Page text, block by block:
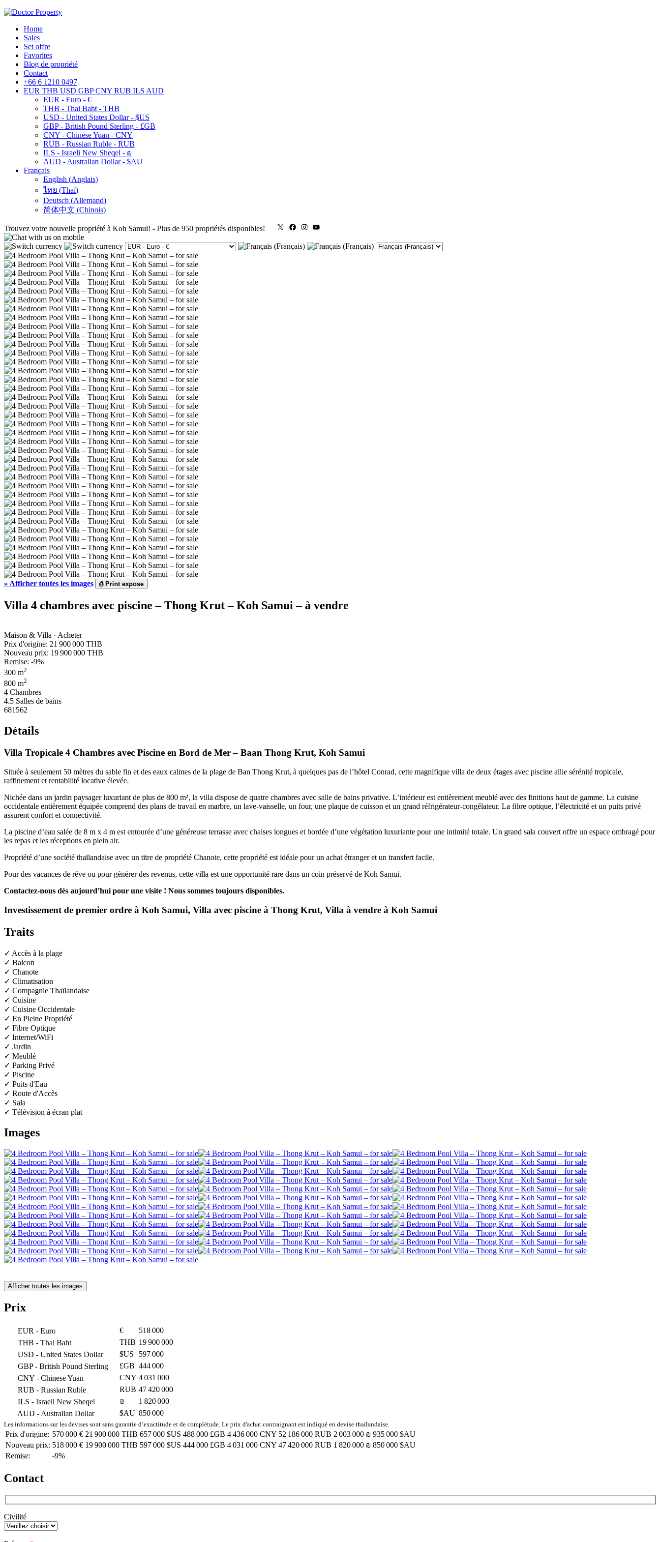
Home
Sales
Set offre
Favorites
Blog de propriété
Contact
+66 6 1210 0497
EUR THB USD GBP CNY RUB ILS AUD
EUR - Euro - €
THB - Thai Baht - THB
USD - United States Dollar - $US
GBP - British Pound Sterling - £GB
CNY - Chinese Yuan - CNY
RUB - Russian Ruble - RUB
ILS - Israeli New Sheqel - ₪
AUD - Australian Dollar - $AU
Français
English (Anglais)
ไทย (Thaï)
Deutsch (Allemand)
简体中文 (Chinois)
Trouvez votre nouvelle propriété à Koh Samui! - Plus de 950 propriétés disponibles! X FacebookInstagram
» Afficher toutes les images ⎙Print expose
Villa 4 chambres avec piscine – Thong Krut – Koh Samui – à vendre
Maison & Villa · Acheter
Prix d'origine: 21 900 000 THB
Nouveau prix: 19 900 000 THB
Remise: -9%
300 m2
800 m2
4 Chambres
4.5 Salles de bains
681562
Détails
Villa Tropicale 4 Chambres avec Piscine en Bord de Mer – Baan Thong Krut, Koh Samui
Située à seulement 50 mètres du sable fin et des eaux calmes de la plage de Ban Thong Krut, à quelques pas de l’hôtel Conrad, cette magnifique villa de deux étages avec piscine allie sérénité tropicale,
raffinement et rentabilité locative élevée.
Nichée dans un jardin paysager luxuriant de plus de 800 m², la villa dispose de quatre chambres avec salle de bains privative. L’intérieur est entièrement meublé avec des finitions haut de gamme. La cuisine
occidentale entièrement équipée comprend des plans de travail en marbre, un lave-vaisselle, un four, une plaque de cuisson et un grand réfrigérateur-congélateur. La fibre optique, l’électricité et un puits privé
assurent confort et connectivité.
La piscine d’eau salée de 8 m x 4 m est entourée d’une généreuse terrasse avec chaises longues et bordée d’une végétation luxuriante pour une intimité totale. Un grand sala couvert offre un espace ombragé pour
les repas et les réceptions en plein air.
Propriété d’une société thaïlandaise avec un titre de propriété Chanote, cette propriété est idéale pour un achat étranger et un transfert facile.
Pour des vacances de rêve ou pour générer des revenus, cette villa est une opportunité rare dans un coin préservé de Koh Samui.
Contactez-nous dès aujourd’hui pour une visite ! Nous sommes toujours disponibles.
Investissement de premier ordre à Koh Samui, Villa avec piscine à Thong Krut, Villa à vendre à Koh Samui
Traits
✓ Accès à la plage
✓ Balcon
✓ Chanote
✓ Climatisation
✓ Compagnie Thaïlandaise
✓ Cuisine
✓ Cuisine Occidentale
✓ En Pleine Propriété
✓ Fibre Optique
✓ Internet/WiFi
✓ Jardin
✓ Meublé
✓ Parking Privé
✓ Piscine
✓ Puits d'Eau
✓ Route d'Accès
✓ Sala
✓ Télévision à écran plat
Images
Afficher toutes les images
Prix
EUR - Euro €
518 000
THB - Thai Baht THB 19 900 000
USD - United States Dollar $US
597 000
GBP- British Pound Sterling £GB 444 000
CNY - Chinese Yuan CNY 4 031 000
RUB - Russian Ruble RUB 47 420 000
ILS - Israeli New Sheqel ₪
1 820 000
AUD - Australian Dollar $AU 850 000
Les informations sur les devises sont sans garantie d’exactitude et de complétude. Le prix d'achat contraignant est indiqué en devise thaïlandaise.
Prix d'origine: 570 000 € 21 900 000 THB 657 000 $US 488 000 £GB 4 436 000 CNY 52 186 000 RUB 2 003 000 ₪ 935 000 $AU
Nouveau prix: 518 000 € 19 900 000 THB 597 000 $US 444 000 £GB 4 031 000 CNY 47 420 000 RUB 1 820 000 ₪ 850 000 $AU
Remise:
-9%
Contact
Civilité